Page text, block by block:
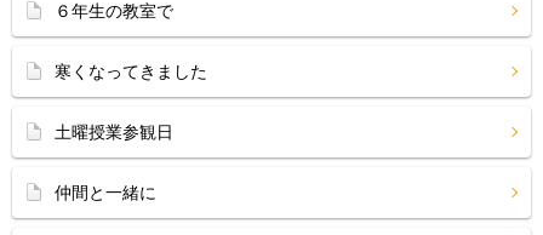
６年生の教室で
寒くなってきました
土曜授業参観日
仲間と一緒に